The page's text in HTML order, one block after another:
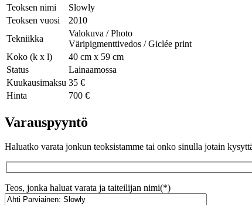
Teoksen nimi
Slowly
Teoksen vuosi
2010
Tekniikka
Valokuva / Photo
Väripigmenttivedos / Giclée print
Koko (k x l)
40 cm x 59 cm
Status
Lainaamossa
Kuukausimaksu 35 €
Hinta
700 €
Varauspyyntö
Haluatko varata jonkun teoksistamme tai onko sinulla jotain
Teos, jonka haluat varata ja taiteilijan nimi(*)